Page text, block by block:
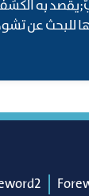
للبحث عن